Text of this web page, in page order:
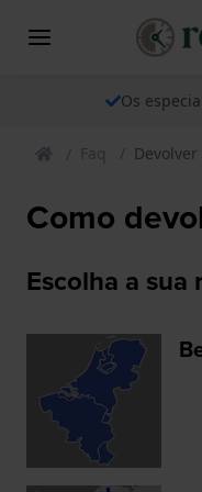
Os
Faq
Como
Escolha a sua